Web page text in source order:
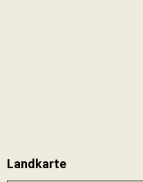
Landkarte